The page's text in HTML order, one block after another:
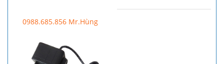
0988.685.856 Mr.Hùng